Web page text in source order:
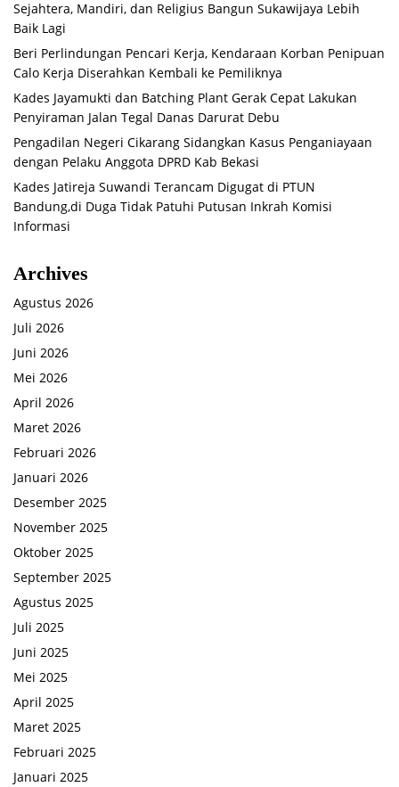
Sejahtera, Mandiri, dan Religius Bangun Sukawijaya Lebih
Baik Lagi
Beri Perlindungan Pencari Kerja, Kendaraan Korban Penipuan
Calo Kerja Diserahkan Kembali ke Pemiliknya
Kades Jayamukti dan Batching Plant Gerak Cepat Lakukan
Penyiraman Jalan Tegal Danas Darurat Debu
Pengadilan Negeri Cikarang Sidangkan Kasus Penganiayaan
dengan Pelaku Anggota DPRD Kab Bekasi
Kades Jatireja Suwandi Terancam Digugat di PTUN
Bandung,di Duga Tidak Patuhi Putusan Inkrah Komisi
Informasi
Archives
Agustus 2026
Juli 2026
Juni 2026
Mei 2026
April 2026
Maret 2026
Februari 2026
Januari 2026
Desember 2025
November 2025
Oktober 2025
September 2025
Agustus 2025
Juli 2025
Juni 2025
Mei 2025
April 2025
Maret 2025
Februari 2025
Januari 2025